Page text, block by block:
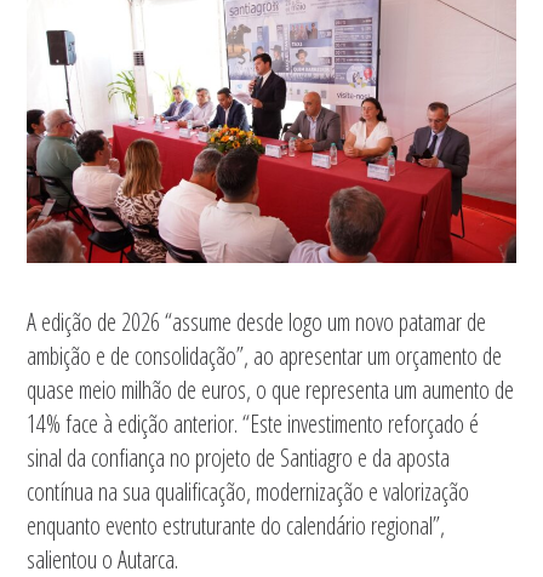
A edição de 2026 “assume desde logo um novo patamar de
ambição e de consolidação”, ao apresentar um orçamento de
quase meio milhão de euros, o que representa um aumento de
14% face à edição anterior. “Este investimento reforçado é
sinal da confiança no projeto de Santiagro e da aposta
contínua na sua qualificação, modernização e valorização
enquanto evento estruturante do calendário regional”,
salientou o Autarca.